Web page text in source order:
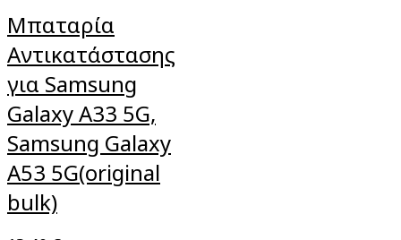
Μπαταρία
Αντικατάστασης
για Samsung
Galaxy A33 5G,
Samsung Galaxy
A53 5G(original
bulk)